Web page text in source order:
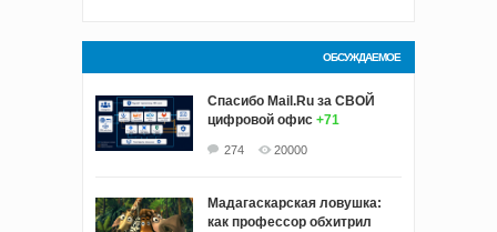
ОБСУЖДАЕМОЕ
Спасибо Mail.Ru за СВОЙ
цифровой офис +71
274 20000
Мадагаскарская ловушка:
как профессор обхитрил